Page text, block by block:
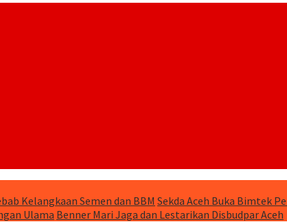
Kelangkaan Semen dan BBM Sekda Aceh Buka Bimtek
Ulama Benner Mari Jaga dan Lestarikan Disbudpar Aceh